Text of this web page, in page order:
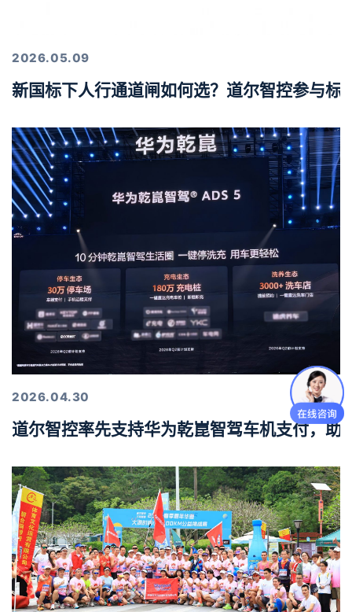
2026.05.09
新国标下人行通道闸如何选？道尔智控参与标
2026.04.30
道尔智控率先支持华为乾崑智驾车机支付，助